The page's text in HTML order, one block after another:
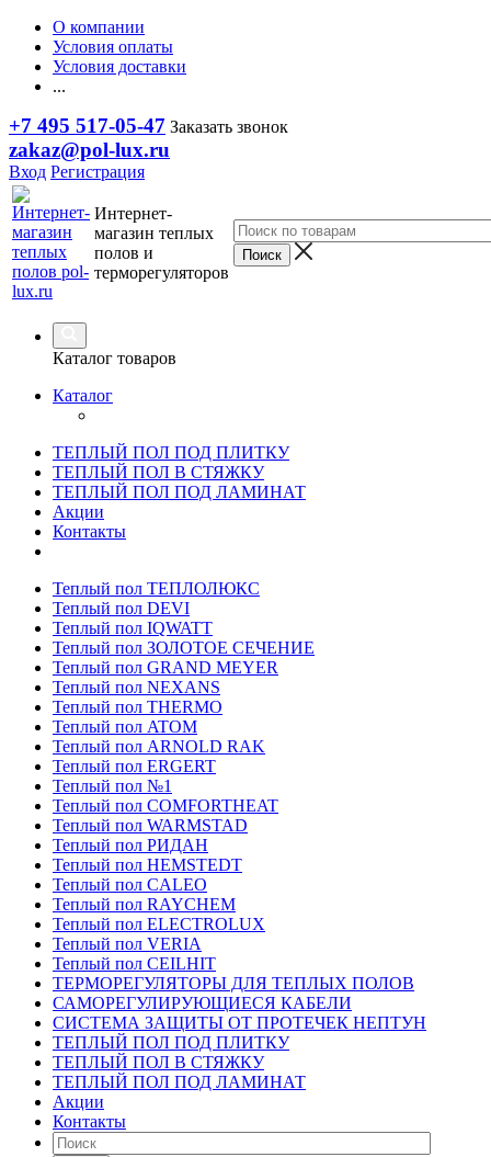
О компании
Условия оплаты
Условия доставки
...
+7 495 517-05-47 Заказать звонок
zakaz@pol-lux.ru
Вход Регистрация
Интернет-
магазин теплых
полов и
терморегуляторов
Каталог товаров
Каталог
ТЕПЛЫЙ ПОЛ ПОД ПЛИТКУ
ТЕПЛЫЙ ПОЛ В СТЯЖКУ
ТЕПЛЫЙ ПОЛ ПОД ЛАМИНАТ
Акции
Контакты
Теплый пол ТЕПЛОЛЮКС
Теплый пол DEVI
Теплый пол IQWATT
Теплый пол ЗОЛОТОЕ СЕЧЕНИЕ
Теплый пол GRAND MEYER
Теплый пол NEXANS
Теплый пол THERMO
Теплый пол ATOM
Теплый пол ARNOLD RAK
Теплый пол ERGERT
Теплый пол №1
Теплый пол COMFORTHEAT
Теплый пол WARMSTAD
Теплый пол РИДАН
Теплый пол HEMSTEDT
Теплый пол CALEO
Теплый пол RAYCHEM
Теплый пол ELECTROLUX
Теплый пол VERIA
Теплый пол CEILHIT
ТЕРМОРЕГУЛЯТОРЫ ДЛЯ ТЕПЛЫХ ПОЛОВ
САМОРЕГУЛИРУЮЩИЕСЯ КАБЕЛИ
СИСТЕМА ЗАЩИТЫ ОТ ПРОТЕЧЕК НЕПТУН
ТЕПЛЫЙ ПОЛ ПОД ПЛИТКУ
ТЕПЛЫЙ ПОЛ В СТЯЖКУ
ТЕПЛЫЙ ПОЛ ПОД ЛАМИНАТ
Акции
Контакты